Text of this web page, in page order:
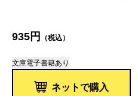
935円 （税込）
文庫電子書籍あり
ネットで購入